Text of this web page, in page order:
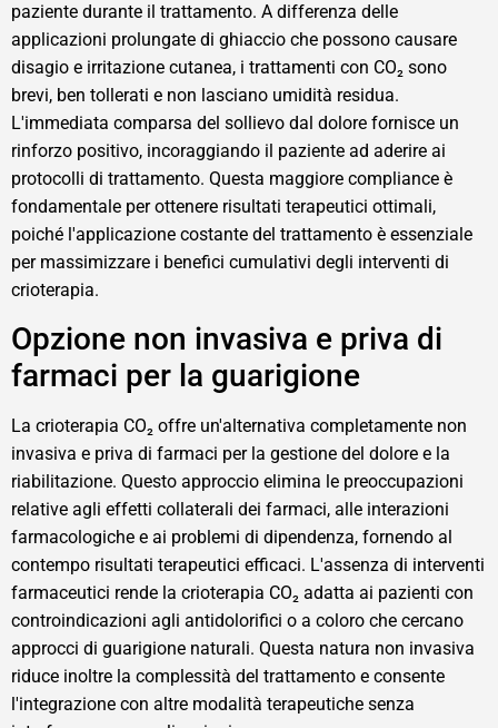
paziente durante il trattamento. A differenza delle
applicazioni prolungate di ghiaccio che possono causare
disagio e irritazione cutanea, i trattamenti con CO₂ sono
brevi, ben tollerati e non lasciano umidità residua.
L'immediata comparsa del sollievo dal dolore fornisce un
rinforzo positivo, incoraggiando il paziente ad aderire ai
protocolli di trattamento. Questa maggiore compliance è
fondamentale per ottenere risultati terapeutici ottimali,
poiché l'applicazione costante del trattamento è essenziale
per massimizzare i benefici cumulativi degli interventi di
crioterapia.
Opzione non invasiva e priva di
farmaci per la guarigione
La crioterapia CO₂ offre un'alternativa completamente non
invasiva e priva di farmaci per la gestione del dolore e la
riabilitazione. Questo approccio elimina le preoccupazioni
relative agli effetti collaterali dei farmaci, alle interazioni
farmacologiche e ai problemi di dipendenza, fornendo al
contempo risultati terapeutici efficaci. L'assenza di interventi
farmaceutici rende la crioterapia CO₂ adatta ai pazienti con
controindicazioni agli antidolorifici o a coloro che cercano
approcci di guarigione naturali. Questa natura non invasiva
riduce inoltre la complessità del trattamento e consente
l'integrazione con altre modalità terapeutiche senza